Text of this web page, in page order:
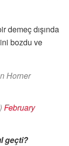
demeç dışında
bozdu ve
Horner
February
geçti?